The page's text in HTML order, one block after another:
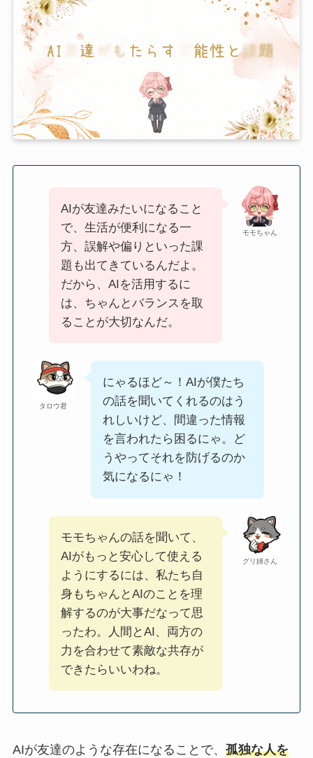
モモちゃん
AIが友達みたいになること
で、生活が便利になる一
方、誤解や偏りといった課
題も出てきているんだよ。
だから、AIを活用するに
は、ちゃんとバランスを取
ることが大切なんだ。
タロウ君
にゃるほど～！AIが僕たち
の話を聞いてくれるのはう
れしいけど、間違った情報
を言われたら困るにゃ。ど
うやってそれを防げるのか
気になるにゃ！
グリ姉さん
モモちゃんの話を聞いて、
AIがもっと安心して使える
ようにするには、私たち自
身もちゃんとAIのことを理
解するのが大事だなって思
ったわ。人間とAI、両方の
力を合わせて素敵な共存が
できたらいいわね。
AIが友達のような存在になることで、 孤独な人を